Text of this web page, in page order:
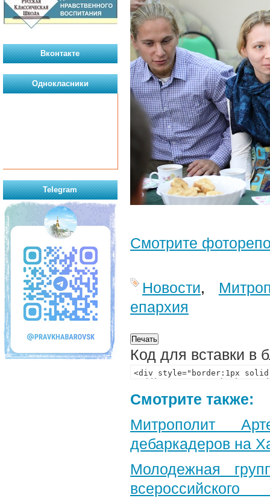
Смотрите
Новости,
епархия
Код для вставки в
Смотрите также:
Митрополит
дебаркадеров на
Молодежная
Вконтакте
Однокласники
Telegram